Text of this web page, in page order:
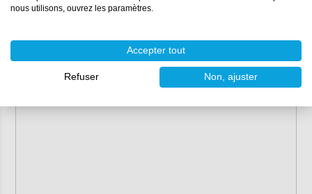
nous utilisons, ouvrez les paramètres.
Accepter tout
Refuser Non, ajuster